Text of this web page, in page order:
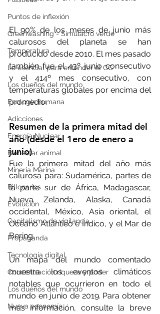
Puntos de inflexión
Greenwashing - Simulacro verde
Temperatura
Lo esencial para entender el CC
Los dueños del mundo
Ecología humana
Adicciones
Energía Nuclear
Bienestar animal
Minería Marina
Billonarios
Evolución
Capitalismo de vigilancia
Propaganda
Tecnología digital
Concentración riqueza y poder
Los dueños del mundo
Nueva economía
El 90% de los meses de junio más
calurosos del planeta se han
producido desde 2010. El mes pasado
también fue el 43º junio consecutivo
y el 414º mes consecutivo, con
temperaturas globales por encima del
promedio.
Resumen de la primera mitad del
año (desde el 1ero de enero a
junio)
Fue la primera mitad del año más
calurosa para: Sudamérica, partes de
la parte sur de África, Madagascar,
Nueva Zelanda, Alaska, Canadá
occidental, México, Asia oriental, el
Océano Atlántico e Índico, y el Mar de
Bering.
Un mapa del mundo comentado
muestra los eventos climáticos
notables que ocurrieron en todo el
mundo en junio de 2019. Para obtener
más información, consulte la breve